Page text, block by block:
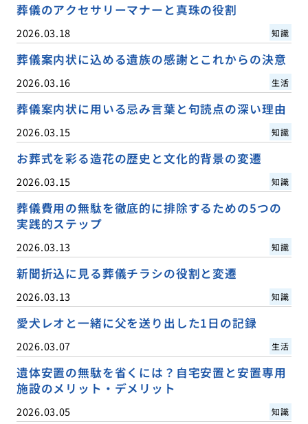
葬儀のアクセサリーマナーと真珠の役割
2026.03.18 知識
葬儀案内状に込める遺族の感謝とこれからの決意
2026.03.16 生活
葬儀案内状に用いる忌み言葉と句読点の深い理由
2026.03.15 知識
お葬式を彩る造花の歴史と文化的背景の変遷
2026.03.15 知識
葬儀費用の無駄を徹底的に排除するための5つの
実践的ステップ
2026.03.13 知識
新聞折込に見る葬儀チラシの役割と変遷
2026.03.13 知識
愛犬レオと一緒に父を送り出した1日の記録
2026.03.07 生活
遺体安置の無駄を省くには？自宅安置と安置専用
施設のメリット・デメリット
2026.03.05 知識